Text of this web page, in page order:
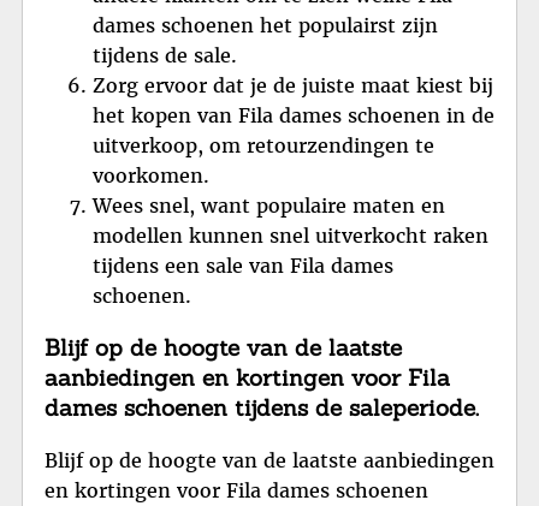
dames schoenen het populairst zijn
tijdens de sale.
Zorg ervoor dat je de juiste maat kiest bij
het kopen van Fila dames schoenen in de
uitverkoop, om retourzendingen te
voorkomen.
Wees snel, want populaire maten en
modellen kunnen snel uitverkocht raken
tijdens een sale van Fila dames
schoenen.
Blijf op de hoogte van de laatste
aanbiedingen en kortingen voor Fila
dames schoenen tijdens de saleperiode.
Blijf op de hoogte van de laatste aanbiedingen
en kortingen voor Fila dames schoenen